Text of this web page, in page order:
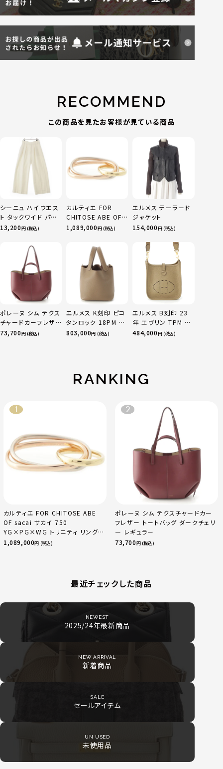
RECOMMEND
この商品を見たお客様が見ている商品
シーニュ ハイウエス
ト タックワイド パン
ツ ボトムス オフホワ
13,200円 (税込)
カルティエ FOR
CHITOSE ABE OF
sacai サカイ 750
ニティ リング 指輪 マ
ルチカラー 50 51
52 24.9g
1,089,000円 (税込)
エルメス テーラード
ジャケット
154,000円 (税込)
ポレーヌ シム テクス
チャードカーフレザ
ー トートバッグ ダー
73,700円 (税込)
エルメス K刻印 ピコ
タンロック 18PM ト
リヨン ハンドバッグ
803,000円 (税込)
エルメス B刻印 23
年 エヴリン TPM 16
アマゾン トリヨンク
484,000円 (税込)
RANKING
カルティエ FOR CHITOSE ABE
OF sacai サカイ 750
YG×PG×WG トリニティ リング
指輪 マルチカラー 50 51 52
1,089,000円 (税込)
ポレーヌ シム テクスチャードカー
フレザー トートバッグ ダークチェリ
ー レギュラー
73,700円 (税込)
最近チェックした商品
NEWEST
2025/24年最新商品
NEW ARRIVAL
新着商品
SALE
セールアイテム
UN USED
未使用品